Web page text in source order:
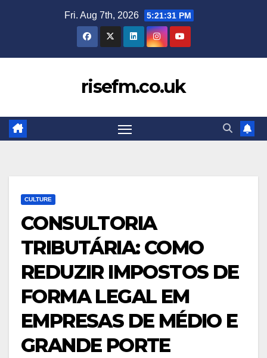
Fri. Aug 7th, 2026 5:21:32 PM
risefm.co.uk
CULTURE
CONSULTORIA
TRIBUTÁRIA: COMO
REDUZIR IMPOSTOS DE
FORMA LEGAL EM
EMPRESAS DE MÉDIO E
GRANDE PORTE